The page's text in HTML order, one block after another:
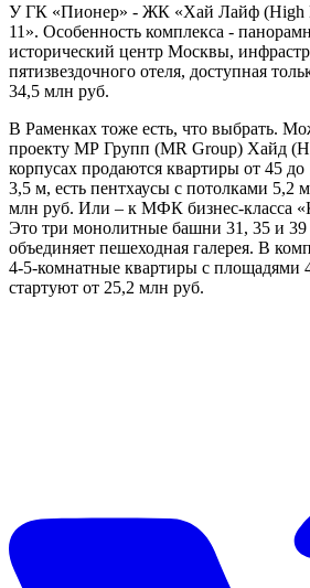
У ГК «Пионер» - ЖК «Хай Лайф (High
11». Особенность комплекса -
исторический центр Москвы,
пятизвездочного отеля, доступная
34,5 млн руб.
В Раменках тоже есть, что выбрать.
проекту МР Групп (MR Group) Хайд
корпусах продаются квартиры от 45
3,5 м, есть пентхаусы с потолками 5,2
млн руб. Или – к МФК бизнес-класса
Это три монолитные башни 31, 35 и 39
объединяет пешеходная галерея. В
4-5-комнатные квартиры с площадями
стартуют от 25,2 млн руб.